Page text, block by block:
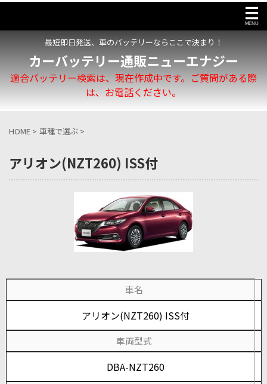
最短即日発送、車のバッテリーならここで決まり！
カーバッテリー通販ニューエナジー
適合バッテリー検索は、現在作成中です。ご質問がある際
は、お電話ください。
HOME > 車種で選ぶ >
アリオン(NZT260) ISS付
車名
アリオン(NZT260) ISS付
車両型式
DBA-NZT260